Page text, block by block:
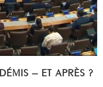
– ET APRÈS ?